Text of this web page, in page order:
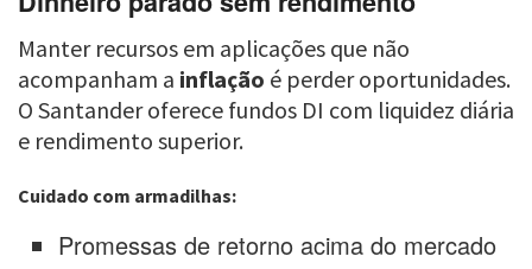
Manter recursos em aplicações que não
acompanham a inflação é perder oportunidades.
O Santander oferece fundos DI com liquidez diária
e rendimento superior.
Cuidado com armadilhas:
Promessas de retorno acima do mercado